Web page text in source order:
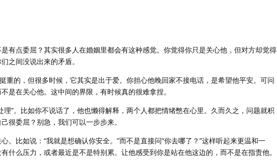
有点委屈？其实很多人在婚姻里都会有这种感觉。你觉得你只是关心他，但对方却觉得
之间没说出来的矛盾。
重的，但很多时候，它其实是出于爱。你担心他晚回家不接电话，是希望他平安。可问
是在关心他。这中间的界限，有时候真的很难拿捏。
理”。比如你不说话了，他也懒得解释，两个人都把情绪憋在心里。久而久之，问题就积
很委屈？别急，我们可以一步步来。
。比如说：“我就是想确认你安全。”而不是直接问“你去哪了？”这样听起来更温和一
什么压力，或者最近是不是特别累。让他感受到你是站在他这边的，而不是在指责他。